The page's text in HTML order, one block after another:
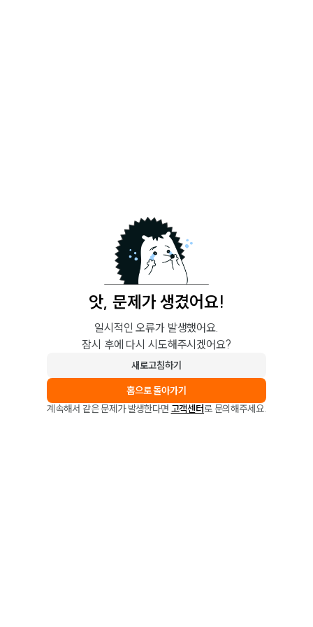
앗, 문제가 생겼어요!
일시적인 오류가 발생했어요.
잠시 후에 다시 시도해주시겠어요?
새로고침하기
홈으로 돌아가기
계속해서 같은 문제가 발생한다면 고객센터로 문의해주세요.